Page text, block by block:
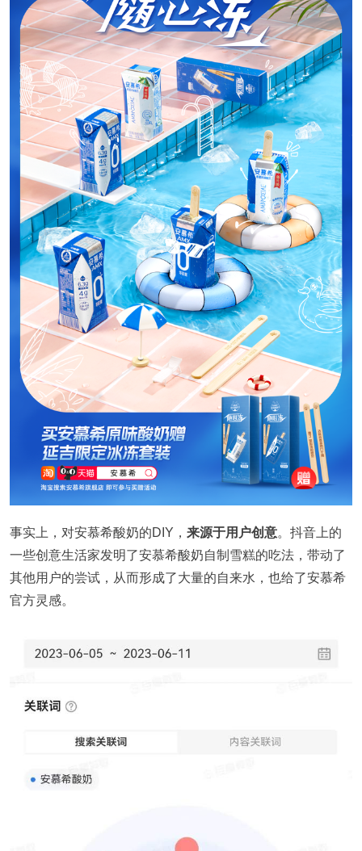
事实上，对安慕希酸奶的DIY， 来源于用户创意。抖音上的
一些创意生活家发明了安慕希酸奶自制雪糕的吃法，带动了
其他用户的尝试，从而形成了大量的自来水，也给了安慕希
官方灵感。